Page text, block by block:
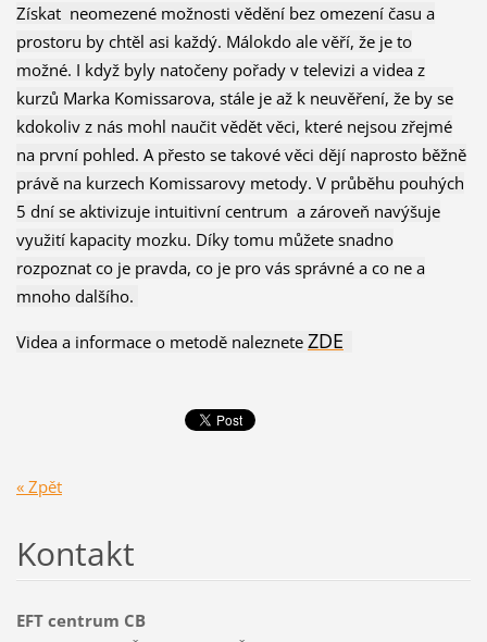
Získat neomezené možnosti vědění bez omezení času a
prostoru by chtěl asi každý. Málokdo ale věří, že je to
možné. I když byly natočeny pořady v televizi a videa z
kurzů Marka Komissarova, stále je až k neuvěření, že by se
kdokoliv z nás mohl naučit vědět věci, které nejsou zřejmé
na první pohled. A přesto se takové věci dějí naprosto běžně
právě na kurzech Komissarovy metody. V průběhu pouhých
5 dní se aktivizuje intuitivní centrum a zároveň navýšuje
využití kapacity mozku. Díky tomu můžete snadno
rozpoznat co je pravda, co je pro vás správné a co ne a
mnoho dalšího.
Videa a informace o metodě naleznete ZDE
« Zpět
Kontakt
EFT centrum CB